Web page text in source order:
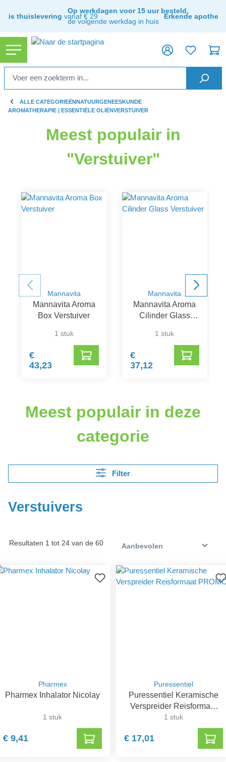
thuislevering vanaf € 29
Op werkdagen voor 15 uur besteld,
de volgende werkdag in huis
Erkende apotheek
ALLE CATEGORIEËNNATUURGENEESKUNDE
AROMATHERAPIE | ESSENTIËLE OLIËNVERSTUIVER
Meest populair in
"Verstuiver"
Mannavita
Mannavita Aroma
Box Verstuiver
1 stuk
€
43,23
Mannavita
Mannavita Aroma
Cilinder Glass
1 stuk
€
37,12
Meest populair in deze
categorie
Filter
Verstuivers
Resultaten 1 tot 24 van de 60
Pharmex
Pharmex Inhalator Nicolay
1 stuk
€ 9,41
Puressentiel
Puressentiel Keramische
Verspreider Reisformaat
PROMO
1 stuk
€ 17,01